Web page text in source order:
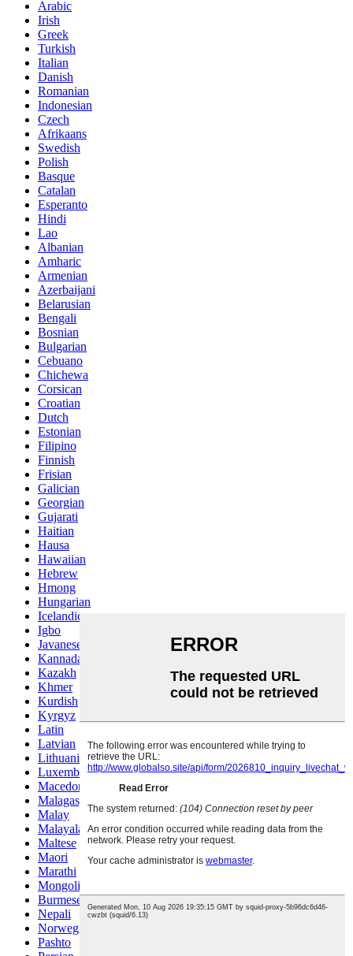
Arabic
Irish
Greek
Turkish
Italian
Danish
Romanian
Indonesian
Czech
Afrikaans
Swedish
Polish
Basque
Catalan
Esperanto
Hindi
Lao
Albanian
Amharic
Armenian
Azerbaijani
Belarusian
Bengali
Bosnian
Bulgarian
Cebuano
Chichewa
Corsican
Croatian
Dutch
Estonian
Filipino
Finnish
Frisian
Galician
Georgian
Gujarati
Haitian
Hausa
Hawaiian
Hebrew
Hmong
Hungarian
Icelandic
Igbo
Javanese
Kannada
Kazakh
Khmer
Kurdish
Kyrgyz
Latin
Latvian
Lithuanian
Luxembou..
Macedonian
Malagasy
Malay
Malayalam
Maltese
Maori
Marathi
Mongolian
Burmese
Nepali
Norwegian
Pashto